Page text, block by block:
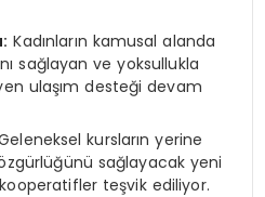
Kadınların kamusal alanda
sağlayan ve yoksullukla
ulaşım desteği devam
kursların yerine
sağlayacak yeni
teşvik ediliyor.